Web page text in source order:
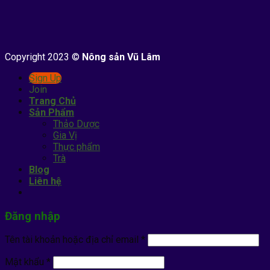
Copyright 2023 © Nông sản Vũ Lâm
Sign Up
Join
Trang Chủ
Sản Phẩm
Thảo Dược
Gia Vị
Thực phẩm
Trà
Blog
Liên hệ
Đăng nhập
Tên tài khoản hoặc địa chỉ email *
Mật khẩu *